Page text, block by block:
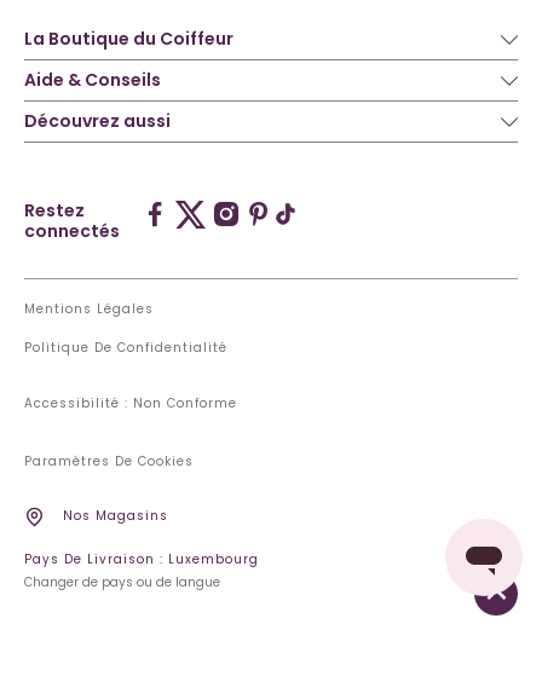
La Boutique du Coiffeur
Aide & Conseils
Découvrez aussi
Restez
connectés
Mentions Légales
Politique De Confidentialité
Accessibilité : Non Conforme
Paramètres De Cookies
Nos Magasins
Pays De Livraison : Luxembourg
Changer de pays ou de langue